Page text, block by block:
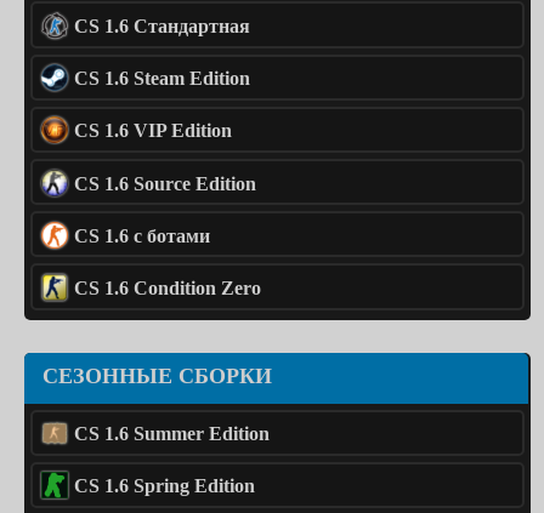
CS 1.6 Стандартная
CS 1.6 Steam Edition
CS 1.6 VIP Edition
CS 1.6 Source Edition
CS 1.6 с ботами
CS 1.6 Condition Zero
СЕЗОННЫЕ СБОРКИ
CS 1.6 Summer Edition
CS 1.6 Spring Edition